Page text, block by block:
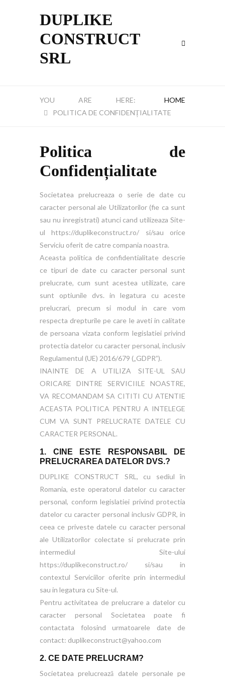
DUPLIKE
CONSTRUCT
SRL
HOME
POLITICA DE CONFIDENȚIALITATE
Politica de
Confidențialitate
Societatea prelucreaza o serie de date cu
caracter personal ale Utilizatorilor (fie ca sunt
sau nu inregistrati) atunci cand utilizeaza Site-
ul https://duplikeconstruct.ro/ si/sau orice
Serviciu oferit de catre compania noastra.
Aceasta politica de confidentialitate descrie
ce tipuri de date cu caracter personal sunt
prelucrate, cum sunt acestea utilizate, care
sunt optiunile dvs. in legatura cu aceste
prelucrari, precum si modul in care vom
respecta drepturile pe care le aveti in calitate
de persoana vizata conform legislatiei privind
protectia datelor cu caracter personal, inclusiv
Regulamentul (UE) 2016/679 („GDPR”).
INAINTE DE A UTILIZA SITE-UL SAU
ORICARE DINTRE SERVICIILE NOASTRE,
VA RECOMANDAM SA CITITI CU ATENTIE
ACEASTA POLITICA PENTRU A INTELEGE
CUM VA SUNT PRELUCRATE DATELE CU
CARACTER PERSONAL.
1. CINE ESTE RESPONSABIL DE
PRELUCRAREA DATELOR DVS.?
DUPLIKE CONSTRUCT SRL, cu sediul în
Romania, este operatorul datelor cu caracter
personal, conform legislatiei privind protectia
datelor cu caracter personal inclusiv GDPR, in
ceea ce priveste datele cu caracter personal
ale Utilizatorilor colectate si prelucrate prin
intermediul Site-ului
https://duplikeconstruct.ro/ si/sau in
contextul Serviciilor oferite prin intermediul
sau in legatura cu Site-ul.
Pentru activitatea de prelucrare a datelor cu
caracter personal Societatea poate fi
contactata folosind urmatoarele date de
contact: duplikeconstruct@yahoo.com
2. CE DATE PRELUCRAM?
Societatea prelucrează datele personale pe